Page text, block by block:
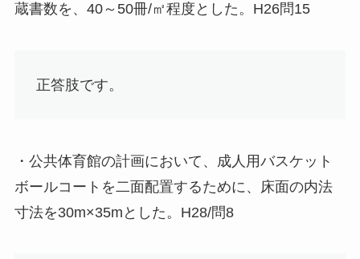
蔵書数を、40～50冊/㎡程度とした。H26問15
正答肢です。
・公共体育館の計画において、成人用バスケット
ボールコートを二面配置するために、床面の内法
寸法を30m×35mとした。H28/問8